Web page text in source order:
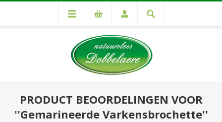
PRODUCT BEOORDELINGEN VOOR
Gemarineerde Varkensbrochette